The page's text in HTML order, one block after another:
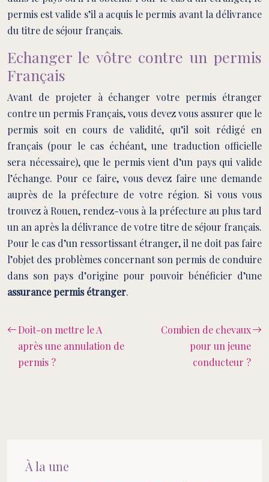
permis est valide s’il a acquis le permis avant la délivrance
du titre de séjour français.
Echanger le vôtre contre un permis
Français
Avant de projeter à échanger votre permis étranger
contre un permis Français, vous devez vous assurer que le
permis soit en cours de validité, qu’il soit rédigé en
français (pour le cas échéant, une traduction officielle
sera nécessaire), que le permis vient d’un pays qui valide
l’échange. Pour ce faire, vous devez faire une demande
auprès de la préfecture de votre région. Si vous vous
trouvez à Rouen, rendez-vous à la préfecture au plus tard
un an après la délivrance de votre titre de séjour français.
Pour le cas d’un ressortissant étranger, il ne doit pas faire
l’objet des problèmes concernant son permis de conduire
dans son pays d’origine pour pouvoir bénéficier d’une
assurance permis étranger.
Doit-on mettre le A
après une annulation de
permis ?
Combien de chevaux
pour un jeune
conducteur ?
À la une